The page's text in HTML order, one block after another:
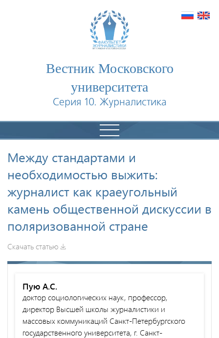
Вестник Московского
университета
Серия 10. Журналистика
Между стандартами и
необходимостью выжить:
журналист как краеугольный
камень общественной дискуссии в
поляризованной стране
Скачать статью
Пую А.С.
доктор социологических наук, профессор,
директор Высшей школы журналистики и
массовых коммуникаций Санкт-Петербургского
государственного университета, г. Санкт-